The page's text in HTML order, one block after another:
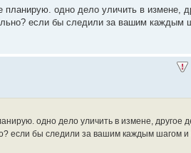
одно дело уличить в измене,
если бы следили за вашим каждым
одно дело уличить в измене, другое
если бы следили за вашим каждым шагом и